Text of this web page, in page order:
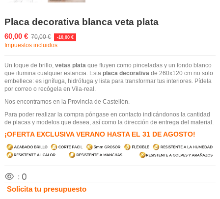
Placa decorativa blanca veta plata
60,00 € 70,00 € -10,00 €
Impuestos incluidos
Un toque de brillo, vetas plata que fluyen como pinceladas y un fondo blanco
que ilumina cualquier estancia. Esta placa decorativa de 260x120 cm no solo
embellece: es ignífuga, hidrófuga y lista para transformar tus interiores. Pídela
por correo o recógela en Vila-real.
Nos encontramos en la Provincia de Castellón.
Para poder realizar la compra póngase en contacto indicándonos la cantidad
de placas y modelos que desea, así como la dirección de entrega del material.
¡OFERTA EXCLUSIVA VERANO HASTA EL 31 DE AGOSTO!
: 0
Solicita tu presupuesto